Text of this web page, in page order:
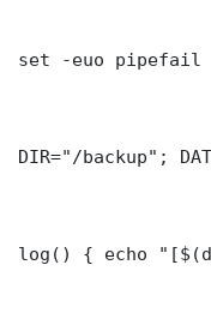
set -euo pipefail
DIR="/backup";
log() { echo